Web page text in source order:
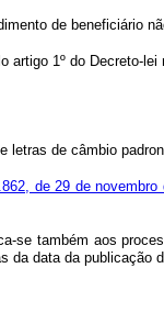
de beneficiário
artigo 1º do Decreto-
de câmbio
de 29 de novembro
se também aos
data da